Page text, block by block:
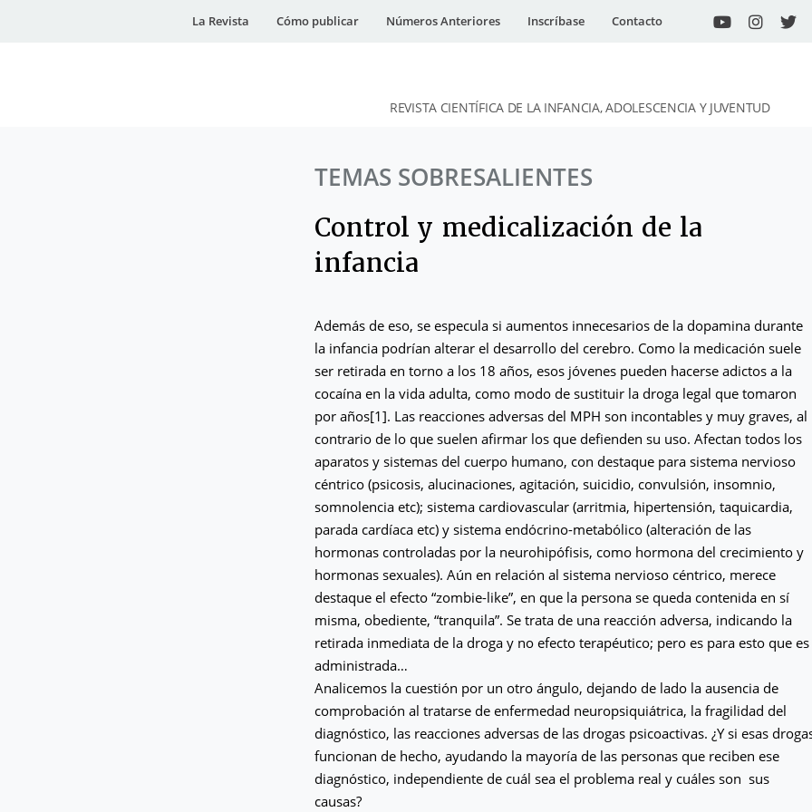
La Revista Cómo publicar Números Anteriores Inscríbase Contacto
DESidades
REVISTA CIENTÍFICA DE LA INFANCIA, ADOLESCENCIA Y JUVENTUD
TEMAS SOBRESALIENTES
Control y medicalización de la
infancia
Además de eso, se especula si aumentos innecesarios de la dopamina durante
la infancia podrían alterar el desarrollo del cerebro. Como la medicación suele
ser retirada en torno a los 18 años, esos jóvenes pueden hacerse adictos a la
cocaína en la vida adulta, como modo de sustituir la droga legal que tomaron
por años[1]. Las reacciones adversas del MPH son incontables y muy graves, al
contrario de lo que suelen afirmar los que defienden su uso. Afectan todos los
aparatos y sistemas del cuerpo humano, con destaque para sistema nervioso
céntrico (psicosis, alucinaciones, agitación, suicidio, convulsión, insomnio,
somnolencia etc); sistema cardiovascular (arritmia, hipertensión, taquicardia,
parada cardíaca etc) y sistema endócrino-metabólico (alteración de las
hormonas controladas por la neurohipófisis, como hormona del crecimiento y
hormonas sexuales). Aún en relación al sistema nervioso céntrico, merece
destaque el efecto “zombie-like”, en que la persona se queda contenida en sí
misma, obediente, “tranquila”. Se trata de una reacción adversa, indicando la
retirada inmediata de la droga y no efecto terapéutico; pero es para esto que es
administrada…
Analicemos la cuestión por un otro ángulo, dejando de lado la ausencia de
comprobación al tratarse de enfermedad neuropsiquiátrica, la fragilidad del
diagnóstico, las reacciones adversas de las drogas psicoactivas. ¿Y si esas
funcionan de hecho, ayudando la mayoría de las personas que reciben ese
diagnóstico, independiente de cuál sea el problema real y cuáles son sus
causas?